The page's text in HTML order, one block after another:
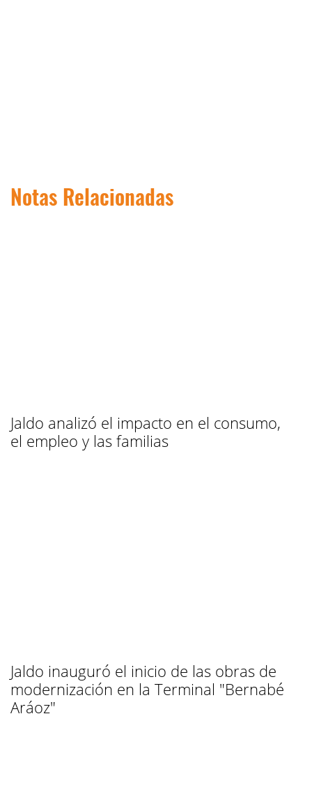
Notas Relacionadas
Jaldo analizó el impacto en el consumo,
el empleo y las familias
Jaldo inauguró el inicio de las obras de
modernización en la Terminal "Bernabé
Aráoz"